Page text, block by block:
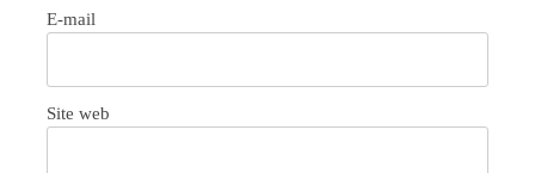
E-mail
Site web